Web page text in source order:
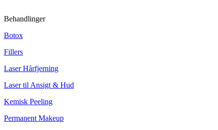
Behandlinger
Botox
Fillers
Laser Hårfjerning
Laser til Ansigt & Hud
Kemisk Peeling
Permanent Makeup